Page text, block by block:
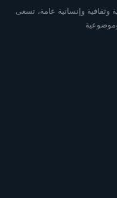
وثقافية وإنسانية عامة، تسعى
وموضوعية